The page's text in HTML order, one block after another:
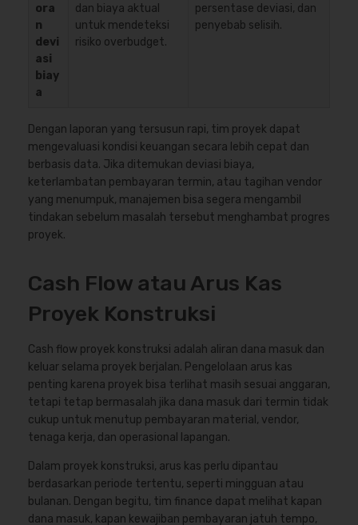
ora
n
devi
asi
biay
a
dan biaya aktual
untuk mendeteksi
risiko overbudget.
persentase deviasi, dan
penyebab selisih.
Dengan laporan yang tersusun rapi, tim proyek dapat
mengevaluasi kondisi keuangan secara lebih cepat dan
berbasis data. Jika ditemukan deviasi biaya,
keterlambatan pembayaran termin, atau tagihan vendor
yang menumpuk, manajemen bisa segera mengambil
tindakan sebelum masalah tersebut menghambat progres
proyek.
Cash Flow atau Arus Kas
Proyek Konstruksi
Cash flow proyek konstruksi adalah aliran dana masuk dan
keluar selama proyek berjalan. Pengelolaan arus kas
penting karena proyek bisa terlihat masih sesuai anggaran,
tetapi tetap bermasalah jika dana masuk dari termin tidak
cukup untuk menutup pembayaran material, vendor,
tenaga kerja, dan operasional lapangan.
Dalam proyek konstruksi, arus kas perlu dipantau
berdasarkan periode tertentu, seperti mingguan atau
bulanan. Dengan begitu, tim finance dapat melihat kapan
dana masuk, kapan kewajiban pembayaran jatuh tempo,